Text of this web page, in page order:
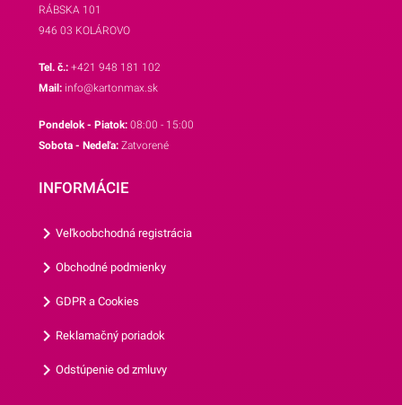
Vás žiadne zdĺhavé
umývanie riadu po
oslave,vďaka ich
nerozbitnosti sa nemusíte
a poranení,sú mimoriadne
ľahké, skladné a jednoduché
tematickým potlačiam viete
má priemer 22,7 cm a jedno
balenie obsahuje 8 kusov
prezrieť si aj ostatné párty
doplnky z našej ponuky.
RÁBSKA 101
946 03 KOLÁROVO
Tel. č.: +421 948 181 102
Mail: info@kartonmax.sk
Pondelok - Piatok: 08:00 - 15:00
Sobota - Nedeľa: Zatvorené
INFORMÁCIE
Veľkoobchodná registrácia
Obchodné podmienky
GDPR a Cookies
Reklamačný poriadok
Odstúpenie od zmluvy